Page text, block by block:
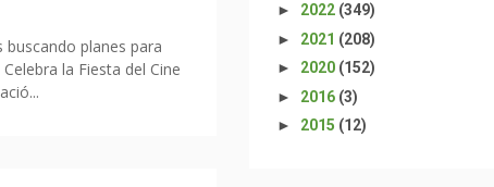
buscando planes para
la Fiesta del Cine
► 2022 (349)
► 2021 (208)
► 2020 (152)
► 2016 (3)
► 2015 (12)